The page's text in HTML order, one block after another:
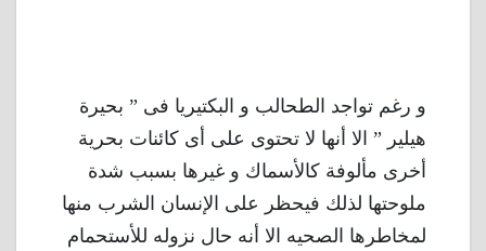
و رغم تواجد الطحالب و البكتيريا فى ” بحيرة
هيلير ” الا أنها لا تحتوى على أى كائنات بحرية
أخرى مألوفة كالأسماك و غيرها بسبب شدة
ملوحتها لذلك فيحظر على الإنسان الشرب منها
لمخاطرها الصحيه الا أنه حال نزوله للأستحمام